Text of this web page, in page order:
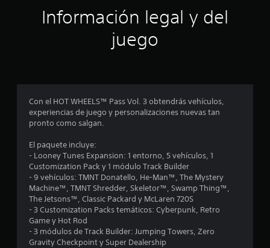
a
n
Información legal y del
juego
Con el HOT WHEELS™ Pass Vol. 3 obtendrás vehículos,
experiencias de juego y personalizaciones nuevas tan
pronto como salgan.
El paquete incluye:
- Looney Tunes Expansion: 1 entorno, 5 vehículos, 1
Customization Pack y 1 módulo Track Builder
- 9 vehículos: TMNT Donatello, He-Man™, The Mystery
Machine™, TMNT Shredder, Skeletor™, Swamp Thing™,
The Jetsons™, Classic Packard y McLaren 720S
- 3 Customization Packs temáticos: Cyberpunk, Retro
Game y Hot Rod
- 3 módulos de Track Builder: Jumping Towers, Zero
Gravity Checkpoint y Super Dealership